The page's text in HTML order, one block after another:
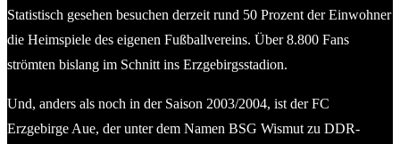
Statistisch gesehen besuchen derzeit rund 50 Prozent der Einwohner
die Heimspiele des eigenen Fußballvereins. Über 8.800 Fans
strömten bislang im Schnitt ins Erzgebirgsstadion.
Und, anders als noch in der Saison 2003/2004, ist der FC
Erzgebirge Aue, der unter dem Namen BSG Wismut zu DDR-